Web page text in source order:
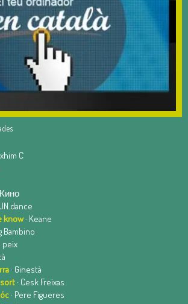
C
Кино
know· Keane
Bambino
peix
· Ginestà
· Cesk Freixas
· Pere Figueres